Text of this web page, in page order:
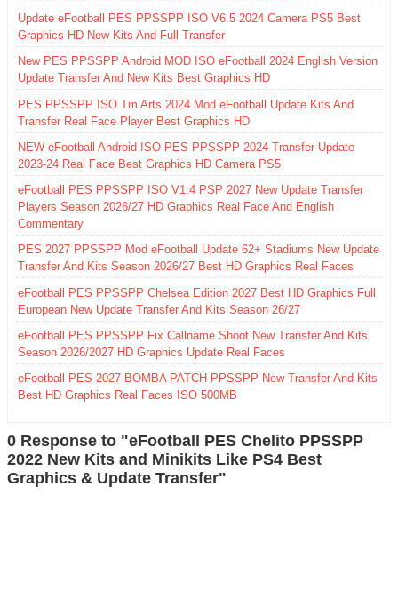
Update eFootball PES PPSSPP ISO V6.5 2024 Camera PS5 Best
Graphics HD New Kits And Full Transfer
New PES PPSSPP Android MOD ISO eFootball 2024 English Version
Update Transfer And New Kits Best Graphics HD
PES PPSSPP ISO Tm Arts 2024 Mod eFootball Update Kits And
Transfer Real Face Player Best Graphics HD
NEW eFootball Android ISO PES PPSSPP 2024 Transfer Update
2023-24 Real Face Best Graphics HD Camera PS5
eFootball PES PPSSPP ISO V1.4 PSP 2027 New Update Transfer
Players Season 2026/27 HD Graphics Real Face And English
Commentary
PES 2027 PPSSPP Mod eFootball Update 62+ Stadiums New Update
Transfer And Kits Season 2026/27 Best HD Graphics Real Faces
eFootball PES PPSSPP Chelsea Edition 2027 Best HD Graphics Full
European New Update Transfer And Kits Season 26/27
eFootball PES PPSSPP Fix Callname Shoot New Transfer And Kits
Season 2026/2027 HD Graphics Update Real Faces
eFootball PES 2027 BOMBA PATCH PPSSPP New Transfer And Kits
Best HD Graphics Real Faces ISO 500MB
0 Response to "eFootball PES Chelito PPSSPP
2022 New Kits and Minikits Like PS4 Best
Graphics & Update Transfer"